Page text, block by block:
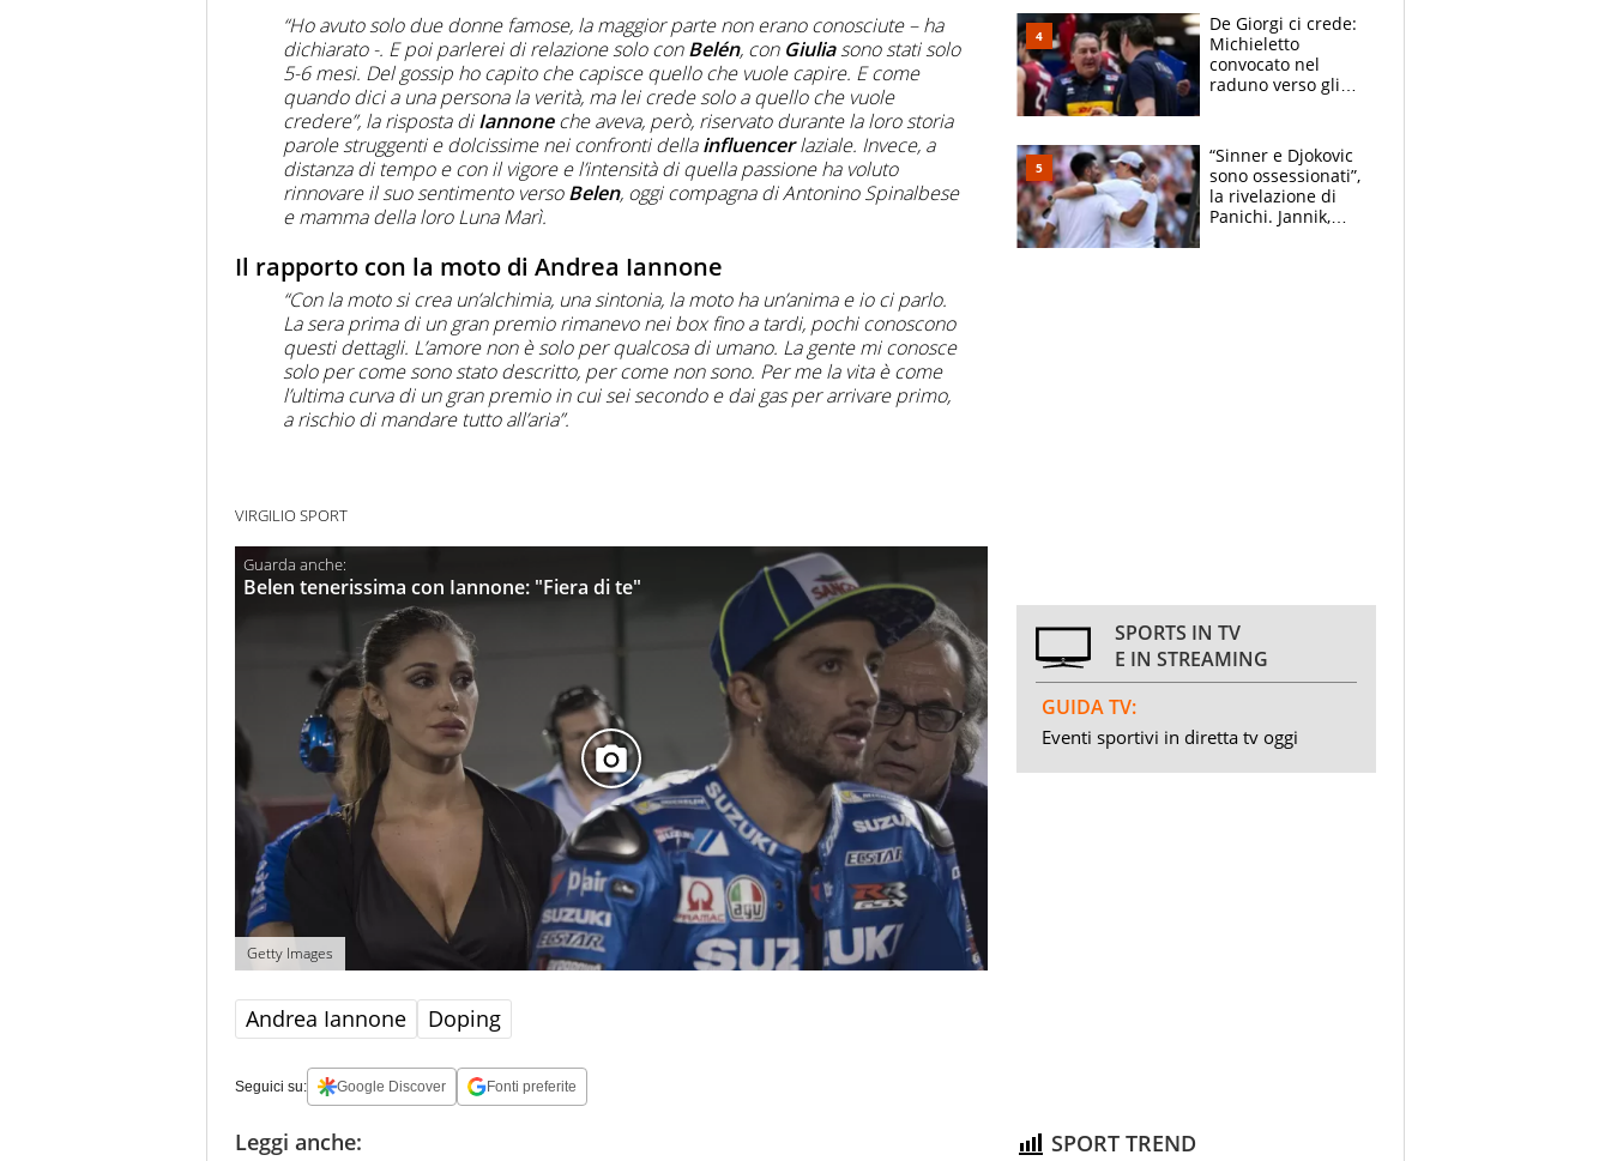
“Ho avuto solo due donne famose, la maggior parte non erano conosciute – ha
dichiarato -. E poi parlerei di relazione solo conBelén, con Giuliasono stati solo
5-6 mesi. Del gossip ho capito che capisce quello che vuole capire. E come
quando dici a una persona la verità, ma lei crede solo a quello che vuole
credere”, la risposta diIannoneche aveva, però, riservato durante la loro storia
parole struggenti e dolcissime nei confronti dellainfluencer laziale. Invece, a
distanza di tempo e con il vigore e l’intensità di quella passione ha voluto
rinnovare il suo sentimento versoBelen, oggi compagna di Antonino Spinalbese
e mamma della loro Luna Marì.
Il rapporto con la moto di Andrea Iannone
“Con la moto si crea un’alchimia, una sintonia, la moto ha un’anima e io ci parlo.
La sera prima di un gran premio rimanevo nei box fino a tardi, pochi conoscono
questi dettagli. L’amore non è solo per qualcosa di umano. La gente mi conosce
solo per come sono stato descritto, per come non sono. Per me la vita è come
l’ultima curva di un gran premio in cui sei secondo e dai gas per arrivare primo,
a rischio di mandare tutto all’aria”.
VIRGILIO SPORT
Belen tenerissima con Iannone: "Fiera di te"
Getty Images
Andrea Iannone Doping
Seguici su: Google Discover Fonti preferite
Leggi anche:
scompare, Kolo fa
sperare
De Giorgi ci crede:
Michieletto
convocato nel
raduno verso gli
“Sinner e Djokovic
sono ossessionati”,
la rivelazione di
Panichi. Jannik,
SPORTS IN TV
E IN STREAMING
GUIDA TV:
Eventi sportivi in diretta tv oggi
SPORT TREND